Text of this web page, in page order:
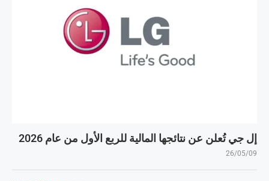
إل جي تُعلن عن نتائجها المالية للربع الأول من عام 2026
26/05/09